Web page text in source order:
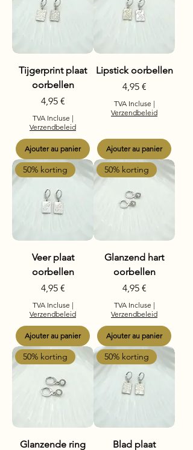
Tijgerprint plaat
oorbellen
Prix
4,95 €
TVA Incluse |
Verzendbeleid
Ajouter au panier
Lipstick oorbellen
Prix
4,95 €
TVA Incluse |
Verzendbeleid
Ajouter au panier
50% korting
Veer plaat
oorbellen
Prix
4,95 €
TVA Incluse |
Verzendbeleid
Ajouter au panier
50% korting
Glanzend hart
oorbellen
Prix
4,95 €
TVA Incluse |
Verzendbeleid
Ajouter au panier
50% korting
Glanzende ring
50% korting
Blad plaat